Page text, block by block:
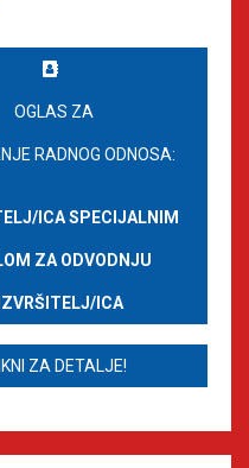
OGLAS ZA
RADNOG ODNOSA:
ICA SPECIJALNIM
ZA ODVODNJU
ICA
ZA DETALJE!